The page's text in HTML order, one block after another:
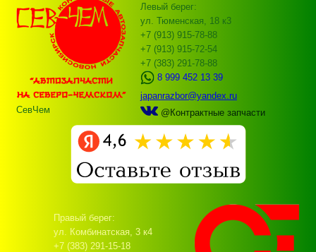
СевЧем
Левый берег:
ул. Тюменская, 18 к3
+7 (913) 915-78-88
+7 (913) 915-72-54
+7 (383) 291-78-88
8 999 452 13 39
japanrazbor@yandex.ru
@Контрактные запчасти
Правый берег:
ул. Комбинатская, 3 к4
+7 (383) 291-15-18